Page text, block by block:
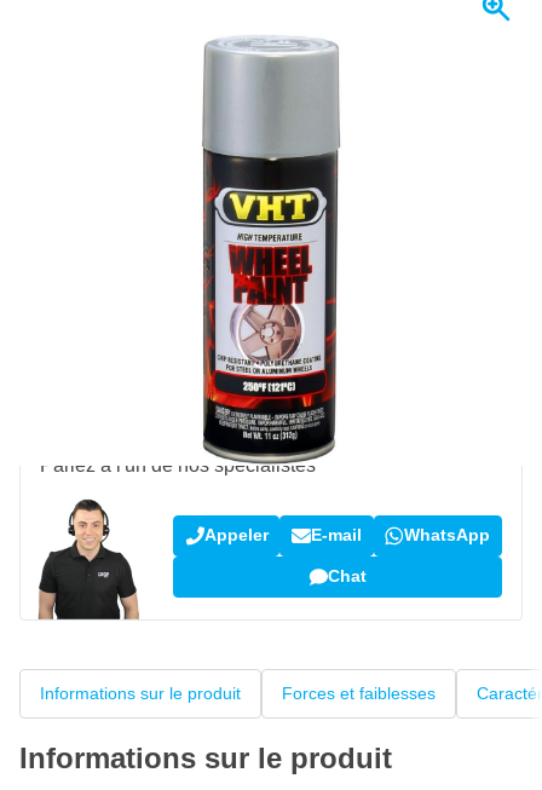
Expédié aujourd'hui
Ajouter au panier
Commandez avant 23h59, expédié aujourd'hui
avec UPS
retours & échanges
4,38/5(5 175 critiques)
Une question sur ce produit ?
Parlez à l'un de nos spécialistes
Appeler E-mail WhatsApp
Chat
Informations sur le produit Forces et faiblesses
Informations sur le produit